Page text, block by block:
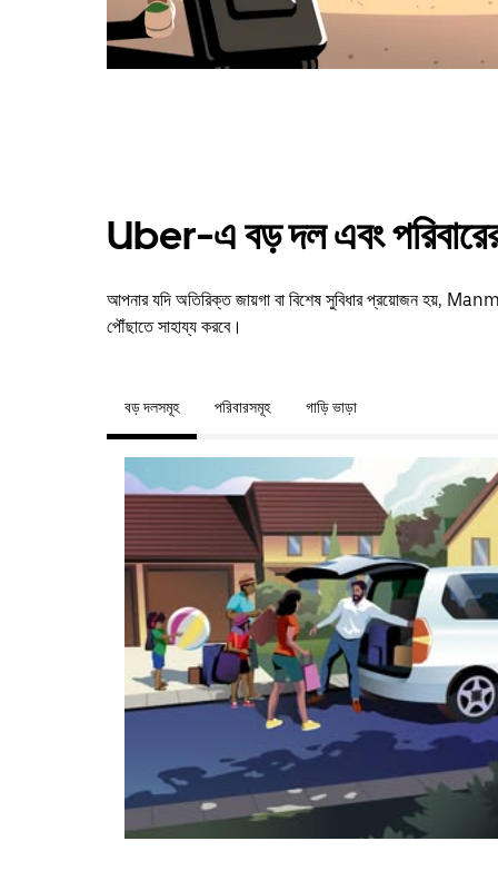
Uber-এ বড় দল এবং
আপনার যদি অতিরিক্ত জায়গা বা বিশেষ সুবিধার প্রয়োজন হয়,
পৌঁছাতে সাহায্য করবে।
বড় দলসমূহ পরিবারসমূহ গাড়ি ভাড়া